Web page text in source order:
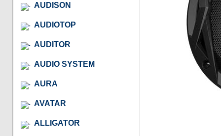
AUDISON
AUDIOTOP
AUDITOR
AUDIO SYSTEM
AURA
AVATAR
ALLIGATOR